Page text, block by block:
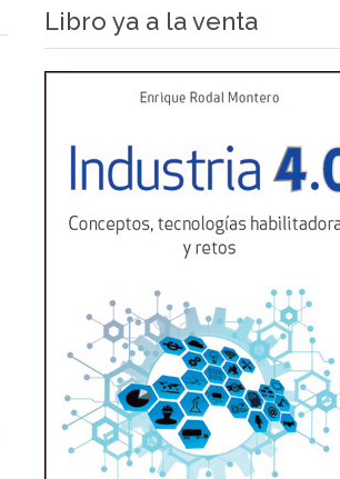
Libro ya a la venta